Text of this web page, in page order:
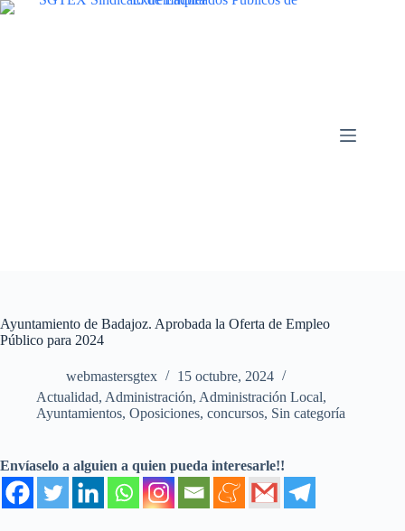
Saltar
Ayuntamiento de Badajoz. Aprobada la Oferta de Empleo
Público para 2024
webmastersgtex
15 octubre, 2024
Actualidad, Administración, Administración Local,
Ayuntamientos, Oposiciones, concursos, Sin categoría
Envíaselo a alguien a quien pueda interesarle!!